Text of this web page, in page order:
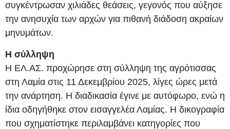
συγκέντρωσαν χιλιάδες θεάσεις, γεγονός που αύξησε
την ανησυχία των αρχών για πιθανή διάδοση ακραίων
μηνυμάτων.
Η σύλληψη
Η ΕΛ.ΑΣ. προχώρησε στη σύλληψη της αγρότισσας
στη Λαμία στις 11 Δεκεμβρίου 2025, λίγες ώρες μετά
την ανάρτηση. Η διαδικασία έγινε με αυτόφωρο, ενώ η
ίδια οδηγήθηκε στον εισαγγελέα Λαμίας. Η δικογραφία
που σχηματίστηκε περιλαμβάνει κατηγορίες που